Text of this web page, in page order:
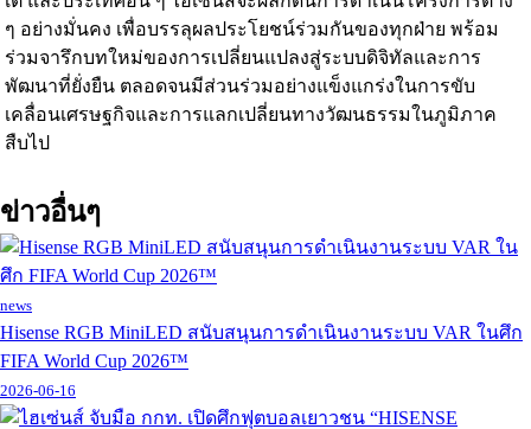
ๆ อย่างมั่นคง เพื่อบรรลุผลประโยชน์ร่วมกันของทุกฝ่าย พร้อม
ร่วมจารึกบทใหม่ของการเปลี่ยนแปลงสู่ระบบดิจิทัลและการ
พัฒนาที่ยั่งยืน ตลอดจนมีส่วนร่วมอย่างแข็งแกร่งในการขับ
เคลื่อนเศรษฐกิจและการแลกเปลี่ยนทางวัฒนธรรมในภูมิภาค
สืบไป
ข่าวอื่นๆ
news
Hisense RGB MiniLED สนับสนุนการดำเนินงานระบบ VAR ในศึก
FIFA World Cup 2026™
2026-06-16